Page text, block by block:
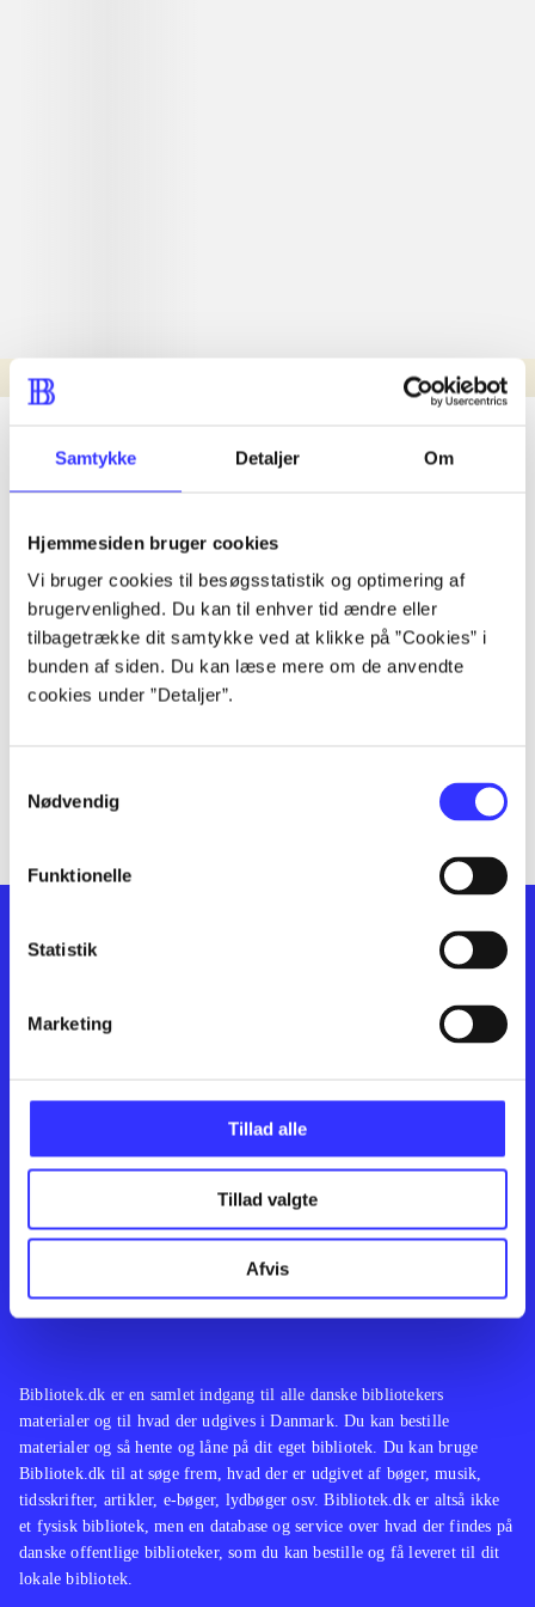
Samtykke Detaljer Om
Hjemmesiden bruger cookies
Vi bruger cookies til besøgsstatistik og optimering af
brugervenlighed. Du kan til enhver tid ændre eller
tilbagetrække dit samtykke ved at klikke på ”Cookies” i
bunden af siden. Du kan læse mere om de anvendte
cookies under ”Detaljer”.
Nødvendig
Funktionelle
Statistik
Marketing
Tillad alle
Tillad valgte
Afvis
Nyhed
lorem ipsum dolor sit amet ...
lorem ipsum dolor sit amet ...
lorem ipsum dolor sit amet ...
lorem ipsum dolor sit amet ...
lorem ipsum dolor sit amet ...
lorem ipsum dolor sit amet ...
lorem ipsum dolor sit amet ...
Feedback
Bibliotek.dk er en samlet indgang til alle danske bibliotekers
materialer og til hvad der udgives i Danmark. Du kan bestille
materialer og så hente og låne på dit eget bibliotek. Du kan bruge
Bibliotek.dk til at søge frem, hvad der er udgivet af bøger, musik,
tidsskrifter, artikler, e-bøger, lydbøger osv. Bibliotek.dk er altså ikke
et fysisk bibliotek, men en database og service over hvad der findes på
danske offentlige biblioteker, som du kan bestille og få leveret til dit
lokale bibliotek.
Kontakt os
English
Artikler
Film
Musik
Noder